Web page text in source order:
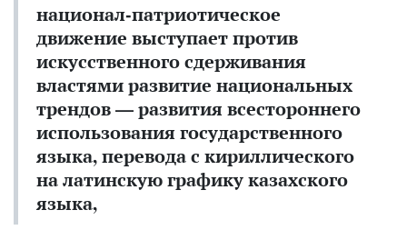
национал-патриотическое
движение выступает против
искусственного сдерживания
властями развитие национальных
трендов — развития всестороннего
использования государственного
языка, перевода с кириллического
на латинскую графику казахского
языка,